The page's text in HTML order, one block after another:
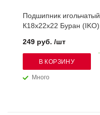
Подшипник игольчатый
К18х22х22 Буран (IKO)
Много
249 руб. /шт
В КОРЗИНУ